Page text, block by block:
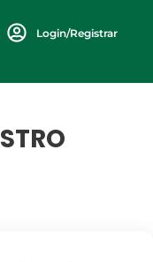
Login/Registrar